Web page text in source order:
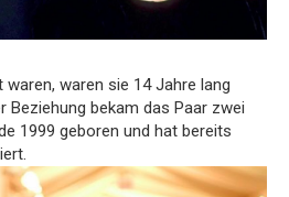
waren sie 14 Jahre lang
Beziehung bekam das Paar zwei
1999 geboren und hat bereits